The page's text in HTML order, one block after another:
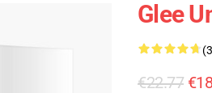
Glee
€22.77